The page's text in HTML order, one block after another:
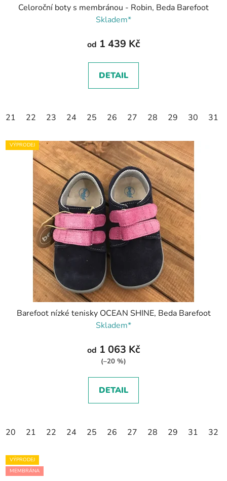
Celoroční boty s membránou - Robin, Beda Barefoot
Skladem*
od 1 439 Kč
DETAIL
21 22 23 24 25 26 27 28 29 30 31
VÝPRODEJ
Barefoot nízké tenisky OCEAN SHINE, Beda Barefoot
Skladem*
od 1 063 Kč
(–20 %)
DETAIL
20 21 22 24 25 26 27 28 29 31 32
VÝPRODEJ
MEMBRÁNA